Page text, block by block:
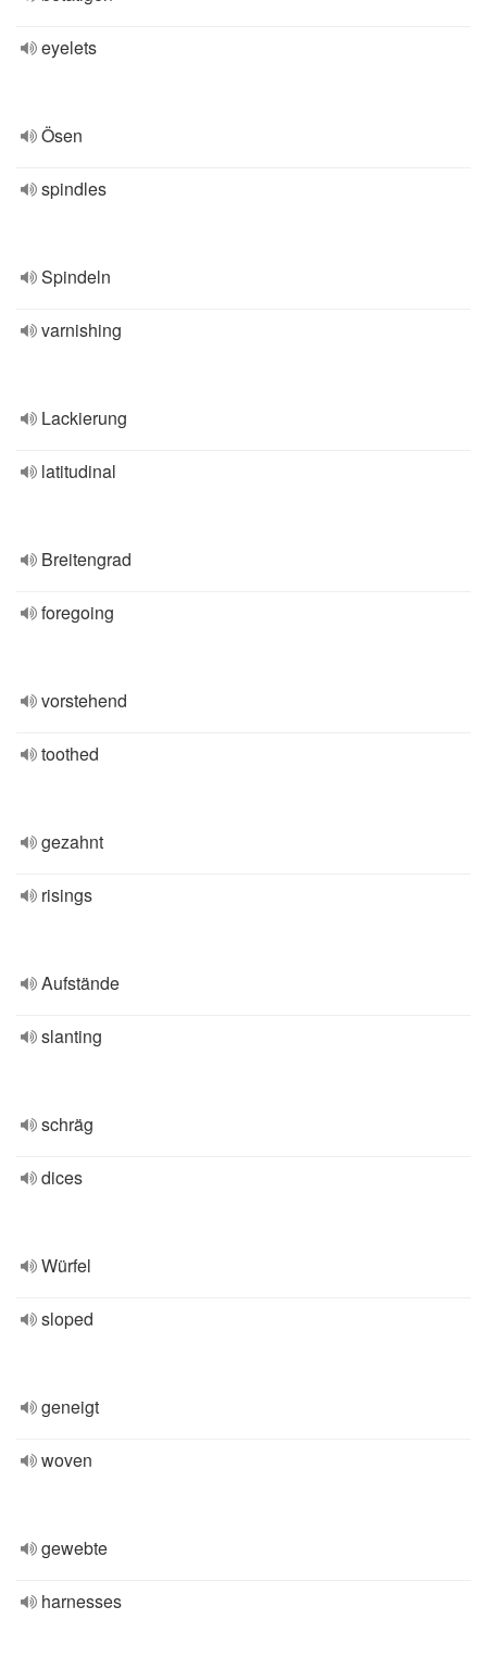
eyelets
Ösen
spindles
Spindeln
varnishing
Lackierung
latitudinal
Breitengrad
foregoing
vorstehend
toothed
gezahnt
risings
Aufstände
slanting
schräg
dices
Würfel
sloped
geneigt
woven
gewebte
harnesses